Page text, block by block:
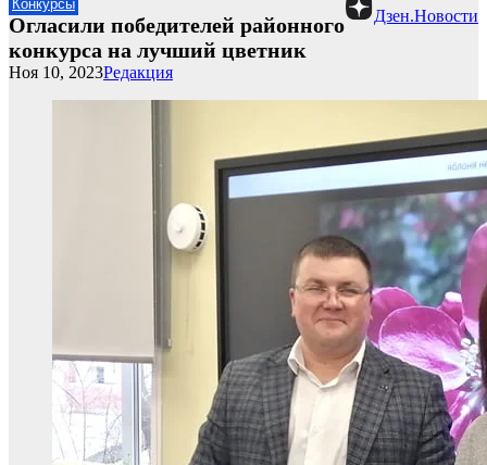
Конкурсы
Дзен.Новости
Огласили победителей районного
конкурса на лучший цветник
Редакция
Ноя 10, 2023